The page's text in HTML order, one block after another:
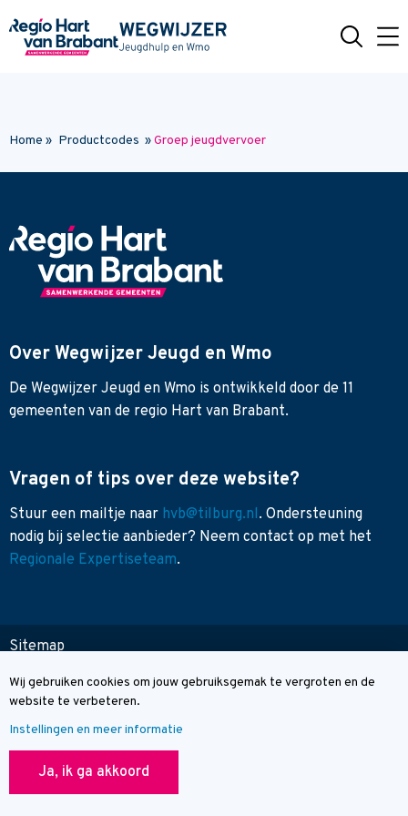
Cookie melding
Wij gebruiken cookies om jouw gebruiksgemak te vergroten en de
website te verbeteren.
Instellingen en meer informatie
Ja, ik ga akkoord
Home » Productcodes »Groep jeugdvervoer
Over Wegwijzer Jeugd en Wmo
De Wegwijzer Jeugd en Wmo is ontwikkeld door de 11
gemeenten van de regio Hart van Brabant.
Vragen of tips over deze website?
Stuur een mailtje naar hvb@tilburg.nl. Ondersteuning
nodig bij selectie aanbieder? Neem contact op met het
Regionale Expertiseteam.
© Wegwijzer Hart van Brabant
Sitemap
Contact